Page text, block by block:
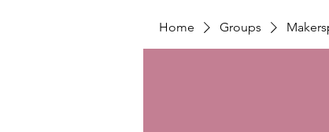
Home Groups